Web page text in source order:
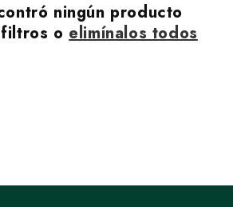
ningún producto
filtros oelimínalos todos